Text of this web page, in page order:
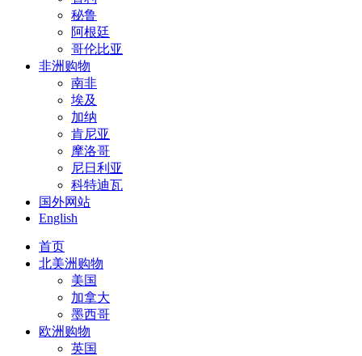
秘鲁
阿根廷
哥伦比亚
非洲购物
南非
埃及
加纳
肯尼亚
摩洛哥
尼日利亚
科特迪瓦
国外网站
English
首页
北美洲购物
美国
加拿大
墨西哥
欧洲购物
英国